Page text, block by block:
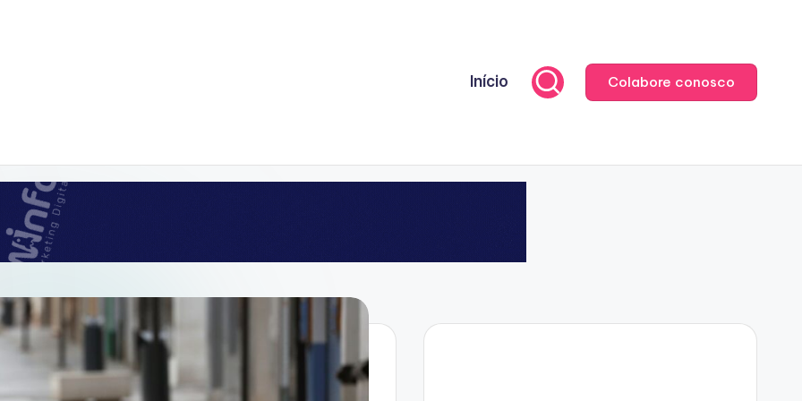
Início Colabore conosco